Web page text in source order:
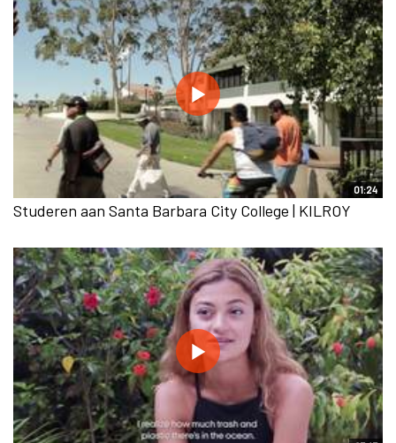
01:24
Studeren aan Santa Barbara City College | KILROY